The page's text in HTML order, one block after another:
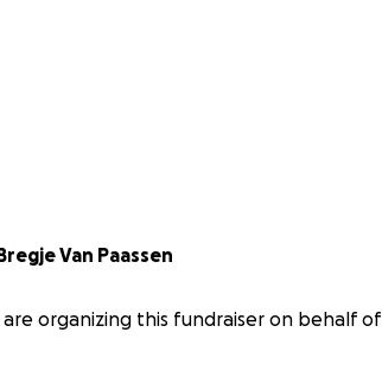
Van Paassen
organizing this fundraiser on behalf of